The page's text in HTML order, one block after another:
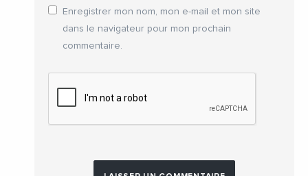
Enregistrer mon nom, mon e-mail et mon site
dans le navigateur pour mon prochain
commentaire.